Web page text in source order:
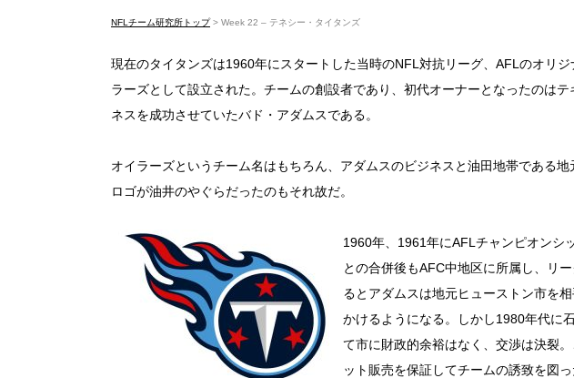
NFLチーム研究所トップ > Week 22 – テネシー・タイタンズ
現在のタイタンズは1960年にスタートした当時のNFL対抗リーグ、AFLのオリ
ラーズとして設立された。チームの創設者であり、初代オーナーとなったのは
ネスを成功させていたバド・アダムスである。
オイラーズというチーム名はもちろん、アダムスのビジネスと油田地帯である
ロゴが油井のやぐらだったのもそれ故だ。
1960年、1961年にAFLチャンピオンシ
との合併後もAFC中地区に所属し、リ
るとアダムスは地元ヒューストン市を
かけるようになる。しかし1980年代に
て市に財政的余裕はなく、交渉は決裂
ット販売を保証してチームの誘致を図